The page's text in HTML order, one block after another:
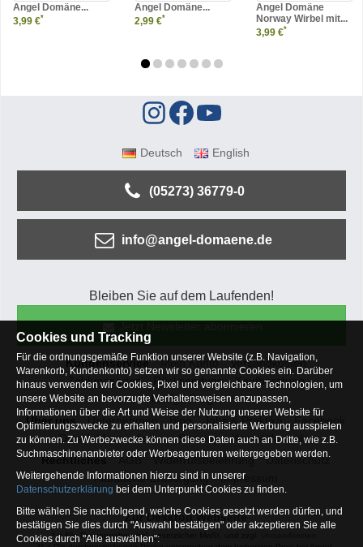
Angel Domäne...
3,99 €*
Angel Domäne...
2,99 €*
Angel Domäne
Norway Wirbel mit...
3,99 €*
Deutsch English
(05273) 36779-0
info@angel-domaene.de
Bleiben Sie auf dem Laufenden!
Kundenservice Mein Konto
Versandkosten
Zahlungsarten
Rücksendung
Kaufberatung
Häufige Fragen
Über uns
Unternehmen Blog Jobs & Praktika
Facebook
Osterfeldsee
Archiv Sitemap
Kontaktformular
Rechtliches
AGB Widerrufsbelehrung
Datenschutz
Altbatterie-Entsorgung
Impressum
Zur Desktop Webseite
* = Alle Preisangaben inkl. gesetzlicher MwSt. und zzgl.
Cookies und Tracking
Für die ordnungsgemäße Funktion unserer Website (z.B. Navigation,
Warenkorb, Kundenkonto) setzen wir so genannte Cookies ein. Darüber
hinaus verwenden wir Cookies, Pixel und vergleichbare Technologien, um
unsere Website an bevorzugte Verhaltensweisen anzupassen,
Informationen über die Art und Weise der Nutzung unserer Website für
Optimierungszwecke zu erhalten und personalisierte Werbung ausspielen
zu können. Zu Werbezwecke können diese Daten auch an Dritte, wie z.B.
Suchmaschinenanbieter oder Werbeagenturen weitergegeben werden.
Weitergehende Informationen hierzu sind in unserer
Datenschutzerklärung bei dem Unterpunkt Cookies zu finden.
Bitte wählen Sie nachfolgend, welche Cookies gesetzt werden dürfen, und
bestätigen Sie dies durch "Auswahl bestätigen" oder akzeptieren Sie alle
Cookies durch "Alle auswählen":